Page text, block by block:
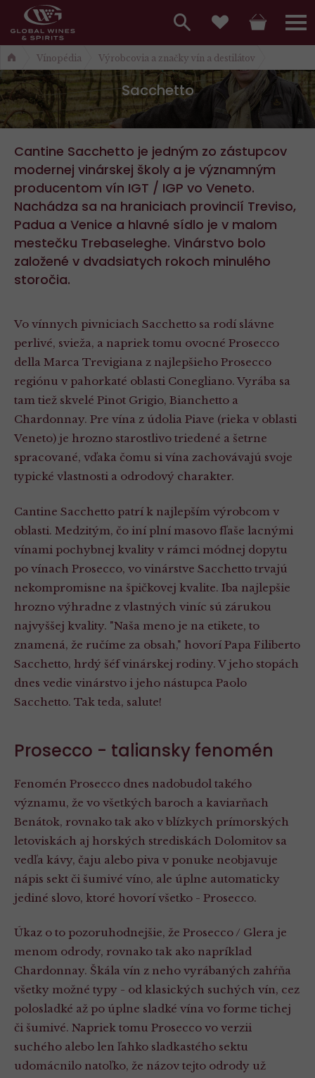
Hlavní
menu,
košík,
vyhledávání,
přihlášení
VyhledáváníObľúbenéKošík
hlavní
menu
Vínopédia Výrobcovia a značky vín a destilátov
Sacchetto
Cantine Sacchetto je jedným zo zástupcov
modernej vinárskej školy a je významným
producentom vín IGT / IGP vo Veneto.
Nachádza sa na hraniciach provincií Treviso,
Padua a Venice a hlavné sídlo je v malom
mestečku Trebaseleghe. Vinárstvo bolo
založené v dvadsiatych rokoch minulého
storočia.
Vo vínnych pivniciach Sacchetto sa rodí slávne
perlivé, svieža, a napriek tomu ovocné Prosecco
della Marca Trevigiana z najlepšieho Prosecco
regiónu v pahorkaté oblasti Conegliano. Vyrába sa
tam tiež skvelé Pinot Grigio, Bianchetto a
Chardonnay. Pre vína z údolia Piave (rieka v oblasti
Veneto) je hrozno starostlivo triedené a šetrne
spracované, vďaka čomu si vína zachovávajú svoje
typické vlastnosti a odrodový charakter.
Cantine Sacchetto patrí k najlepším výrobcom v
oblasti. Medzitým, čo iní plní masovo fľaše lacnými
vínami pochybnej kvality v rámci módnej dopytu
po vínach Prosecco, vo vinárstve Sacchetto trvajú
nekompromisne na špičkovej kvalite. Iba najlepšie
hrozno výhradne z vlastných viníc sú zárukou
najvyššej kvality. "Naša meno je na etikete, to
znamená, že ručíme za obsah," hovorí Papa Filiberto
Sacchetto, hrdý šéf vinárskej rodiny. V jeho stopách
dnes vedie vinárstvo i jeho nástupca Paolo
Sacchetto. Tak teda, salute!
Prosecco - taliansky fenomén
Fenomén Prosecco dnes nadobudol takého
významu, že vo všetkých baroch a kaviarňach
Benátok, rovnako tak ako v blízkych prímorských
letoviskách aj horských strediskách Dolomitov sa
vedľa kávy, čaju alebo piva v ponuke neobjavuje
nápis sekt či šumivé víno, ale úplne automaticky
jediné slovo, ktoré hovorí všetko - Prosecco.
Úkaz o to pozoruhodnejšie, že Prosecco / Glera je
menom odrody, rovnako tak ako napríklad
Chardonnay. Škála vín z neho vyrábaných zahŕňa
všetky možné typy - od klasických suchých vín, cez
polosladké až po úplne sladké vína vo forme tichej
či šumivé. Napriek tomu Prosecco vo verzii
suchého alebo len ľahko sladkastého sektu
udomácnilo natoľko, že názov tejto odrody už